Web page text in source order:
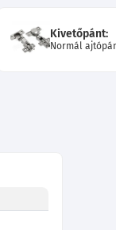
Kivetőpánt:
Normál